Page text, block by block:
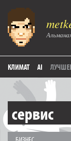
КЛИМАТ AI
сервис